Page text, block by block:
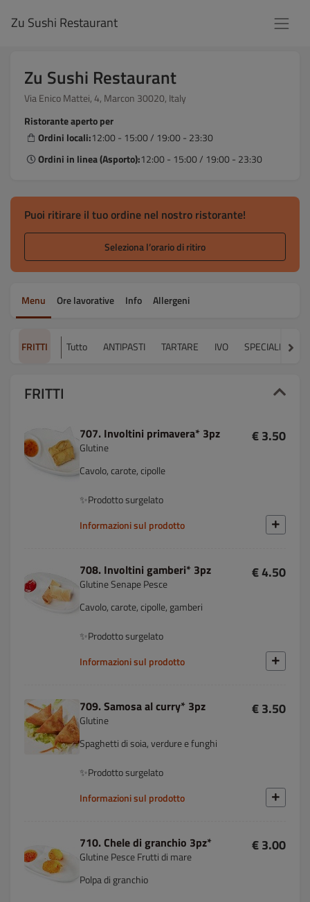
Zu Sushi Restaurant
Zu Sushi Restaurant
Via Enico Mattei, 4, Marcon 30020, Italy
Ristorante aperto per
Ordini locali:12:00 - 15:00 / 19:00 - 23:30
Ordini in linea (Asporto):12:00 - 15:00 / 19:00 - 23:30
Puoi ritirare il tuo ordine nel nostro ristorante!
Seleziona l’orario di ritiro
Menu Ore lavorative Info Allergeni
FRITTI Tutto ANTIPASTI TARTARE IVO SPECIALE
FRITTI
707. Involtini primavera* 3pz
Glutine
€ 3.50
Cavolo, carote, cipolle
✨Prodotto surgelato
Informazioni sul prodotto
708. Involtini gamberi* 3pz
Glutine Senape Pesce
€ 4.50
Cavolo, carote, cipolle, gamberi
✨Prodotto surgelato
Informazioni sul prodotto
709. Samosa al curry* 3pz
Glutine
€ 3.50
Spaghetti di soia, verdure e funghi
✨Prodotto surgelato
Informazioni sul prodotto
710. Chele di granchio 3pz*
Glutine Pesce Frutti di mare
€ 3.00
Polpa di granchio